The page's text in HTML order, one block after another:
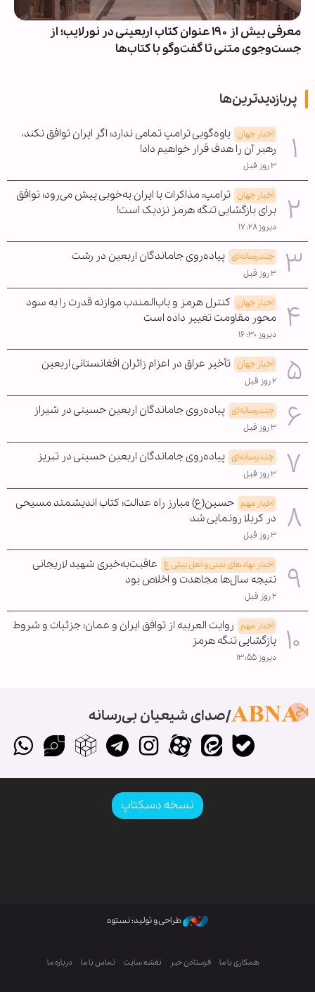
معرفی بیش از ۱۹۰ عنوان کتاب اربعینی در نورلایب؛ از
جست‌وجوی متنی تا گفت‌وگو با کتاب‌ها
پربازدیدترین‌ها
اخبار جهان یاوه‌گویی ترامپ تمامی ندارد؛ اگر ایران توافق نکند،
رهبر آن را هدف قرار خواهیم داد!
۳ روز قبل
اخبار جهان ترامپ: مذاکرات با ایران به‌خوبی پیش می‌رود؛ توافق
برای بازگشایی تنگه هرمز نزدیک است!
دیروز ۱۷:۲۸
چندرسانه‌ای پیاده‌روی جاماندگان اربعین در رشت
۳ روز قبل
اخبار جهان کنترل هرمز و باب‌المندب موازنه قدرت را به سود
محور مقاومت تغییر داده است
دیروز ۱۶:۳۰
اخبار جهان تأخیر عراق در اعزام زائران افغانستانی اربعین
۲ روز قبل
چندرسانه‌ای پیاده‌روی جاماندگان اربعین حسینی در شیراز
۳ روز قبل
چندرسانه‌ای پیاده‌روی جاماندگان اربعین حسینی در تبریز
۳ روز قبل
اخبار مهم حسین(ع) مبارز راه عدالت؛ کتاب اندیشمند مسیحی
در کربلا رونمایی شد
۳ روز قبل
اخبار نهادهای دینی و اهل بیتی ع عاقبت‌به‌خیری شهید لاریجانی
نتیجه سال‌ها مجاهدت و اخلاص بود
۲ روز قبل
اخبار مهم روایت العربیه از توافق ایران و عمان؛ جزئیات و شروط
بازگشایی تنگه هرمز
دیروز ۱۳:۵۵
صدای شیعیان بی‌رسانه
نسخه دسکتاپ
طراحی و تولید: نستوه
همکاری با ما فرستادن خبر نقشه سایت تماس با ما درباره ما